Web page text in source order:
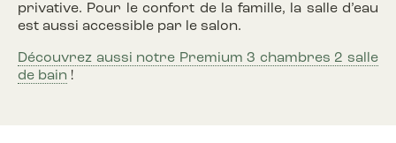
privative. Pour le confort de la famille, la salle d’eau
est aussi accessible par le salon.
Découvrez aussi notre Premium 3 chambres 2 salle
de bain !